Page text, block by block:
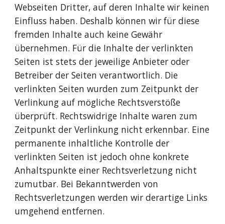
Webseiten Dritter, auf deren Inhalte wir keinen
Einfluss haben. Deshalb können wir für diese
fremden Inhalte auch keine Gewähr
übernehmen. Für die Inhalte der verlinkten
Seiten ist stets der jeweilige Anbieter oder
Betreiber der Seiten verantwortlich. Die
verlinkten Seiten wurden zum Zeitpunkt der
Verlinkung auf mögliche Rechtsverstöße
überprüft. Rechtswidrige Inhalte waren zum
Zeitpunkt der Verlinkung nicht erkennbar. Eine
permanente inhaltliche Kontrolle der
verlinkten Seiten ist jedoch ohne konkrete
Anhaltspunkte einer Rechtsverletzung nicht
zumutbar. Bei Bekanntwerden von
Rechtsverletzungen werden wir derartige Links
umgehend entfernen.